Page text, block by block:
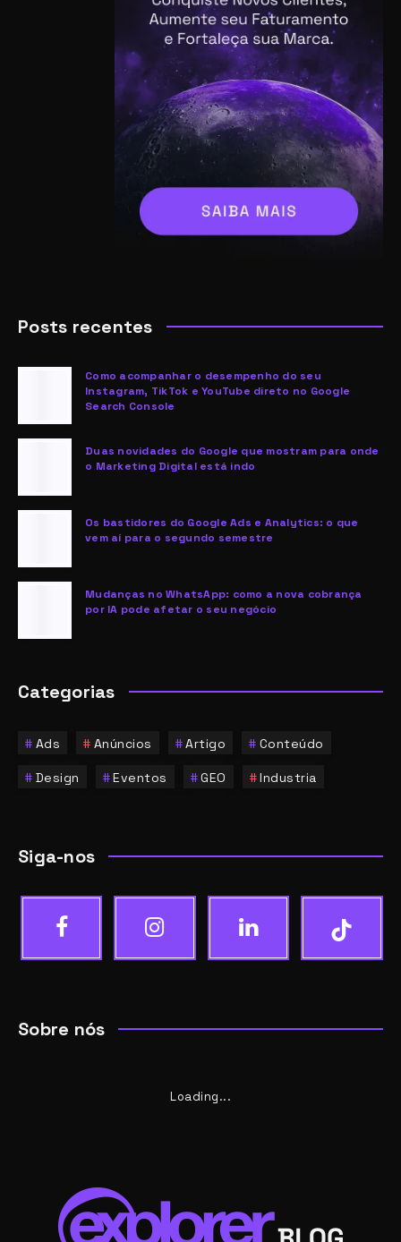
Posts recentes
Como acompanhar o desempenho do seu
Instagram, TikTok e YouTube direto no Google
Search Console
Duas novidades do Google que mostram para onde
o Marketing Digital está indo
Os bastidores do Google Ads e Analytics: o que
vem aí para o segundo semestre
Mudanças no WhatsApp: como a nova cobrança
por IA pode afetar o seu negócio
Categorias
Ads Anúncios Artigo Conteúdo
Design Eventos GEO Industria
Siga-nos
Sobre nós
Loading...